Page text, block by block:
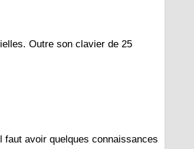
Outre son clavier de 25
faut avoir quelques connaissances